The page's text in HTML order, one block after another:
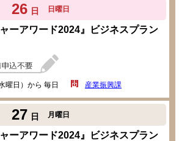
26 日 日曜日
ーアワード2024』ビジネスプラン
曜日）から 毎日 産業振興課
27 日 月曜日
ーアワード2024』ビジネスプラン